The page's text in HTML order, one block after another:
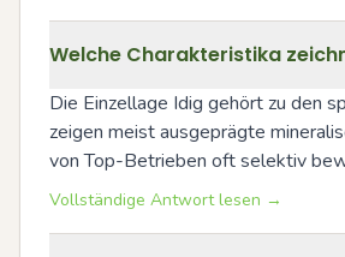
Welche Charakteristika
Die Einzellage Idig gehört zu den
zeigen meist ausgeprägte
von Top-Betrieben oft selektiv
Vollständige Antwort lesen →